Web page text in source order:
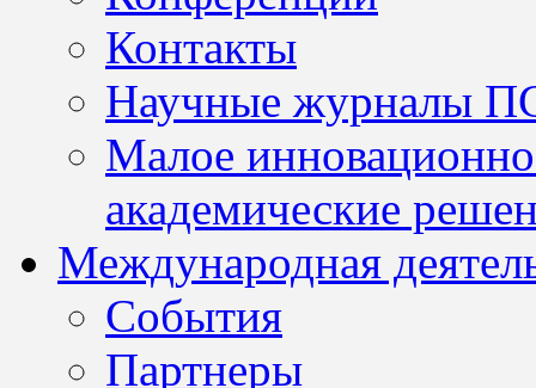
Контакты
Научные журналы
Малое
академические
Международная
События
Партнеры